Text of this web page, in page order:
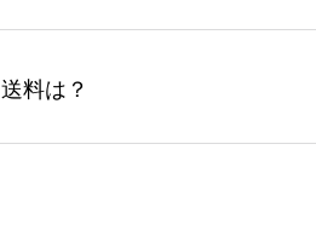
品をお届けするため、処理剤
文に関わらず、前処理剤が残
Adobeデータ(AI,PSD)で保存
送料は？